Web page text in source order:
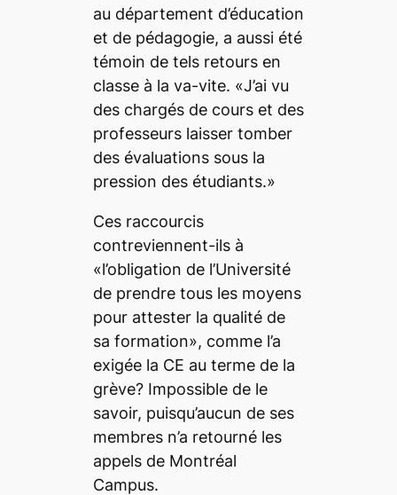
au département d’éducation
et de pédagogie, a aussi été
témoin de tels retours en
classe à la va-vite. «J’ai vu
des chargés de cours et des
professeurs laisser tomber
des évaluations sous la
pression des étudiants.»
Ces raccourcis
contreviennent-ils à
«l’obligation de l’Université
de prendre tous les moyens
pour attester la qualité de
sa formation», comme l’a
exigée la CE au terme de la
grève? Impossible de le
savoir, puisqu’aucun de ses
membres n’a retourné les
appels de Montréal
Campus.